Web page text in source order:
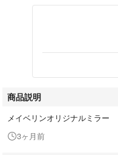
商品説明
メイベリンオリジナルミラー
3ヶ月前